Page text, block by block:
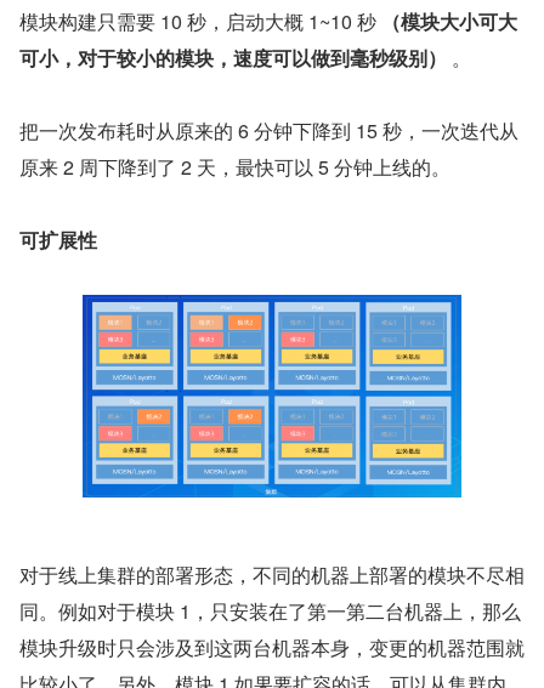
模块构建只需要 10 秒，启动大概 1~10 秒
（模块大小可大
可小，对于较小的模块，速度可以做到毫秒级别）
。
把一次发布耗时从原来的 6 分钟下降到 15 秒，一次迭代从
原来 2 周下降到了 2 天，最快可以 5 分钟上线的。
可扩展性
对于线上集群的部署形态，不同的机器上部署的模块不尽相
同。例如对于模块 1，只安装在了第一第二台机器上，那么
模块升级时只会涉及到这两台机器本身，变更的机器范围就